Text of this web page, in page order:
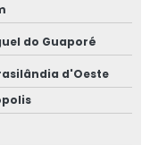
do Guaporé
d'Oeste